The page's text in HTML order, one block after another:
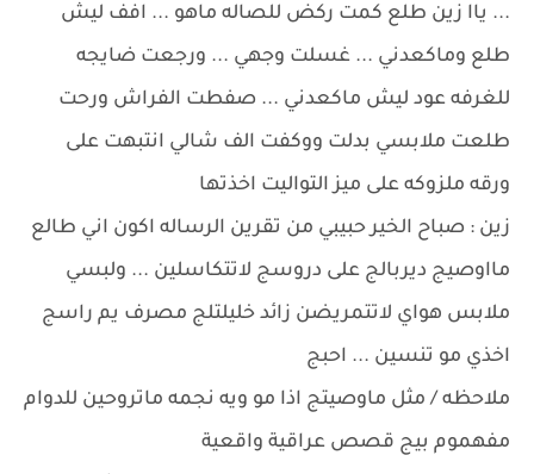
... ياا زين طلع كمت ركض للصاله ماهو ... افف ليش
طلع وماكعدني ... غسلت وجهي ... ورجعت ضايجه
للغرفه عود ليش ماكعدني ... صفطت الفراش ورحت
طلعت ملابسي بدلت ووكفت الف شالي انتبهت على
ورقه ملزوكه على ميز التواليت اخذتها
زين : صباح الخير حبيبي من تقرين الرساله اكون اني طالع
مااوصيج ديربالج على دروسج لاتتكاسلين ... ولبسي
ملابس هواي لاتتمريضن زائد خليلتلج مصرف يم راسج
اخذي مو تنسين ... احبج
ملاحظه / مثل ماوصيتج اذا مو ويه نجمه ماتروحين للدوام
مفهموم بيج قصص عراقية واقعية